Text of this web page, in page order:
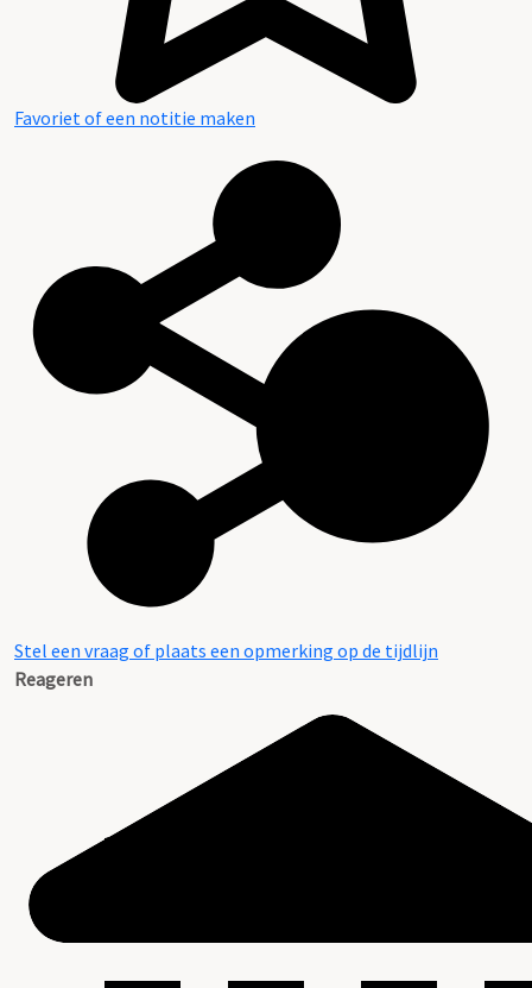
Favoriet of een notitie maken
Stel een vraag of plaats een opmerking op de tijdlijn
Reageren